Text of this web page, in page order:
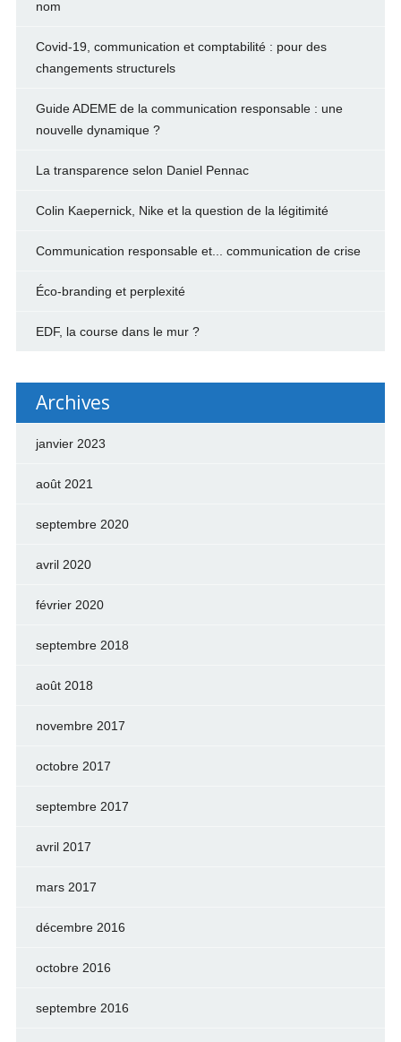
nom
Covid-19, communication et comptabilité : pour des
changements structurels
Guide ADEME de la communication responsable : une
nouvelle dynamique ?
La transparence selon Daniel Pennac
Colin Kaepernick, Nike et la question de la légitimité
Communication responsable et... communication de crise
Éco-branding et perplexité
EDF, la course dans le mur ?
Archives
janvier 2023
août 2021
septembre 2020
avril 2020
février 2020
septembre 2018
août 2018
novembre 2017
octobre 2017
septembre 2017
avril 2017
mars 2017
décembre 2016
octobre 2016
septembre 2016